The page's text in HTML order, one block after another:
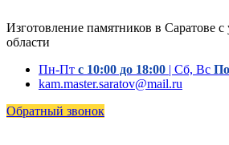
Изготовление памятников в Саратове с
области
Пн-Пт с 10:00 до 18:00 | Сб, Вс
kam.master.saratov@mail.ru
Обратный звонок